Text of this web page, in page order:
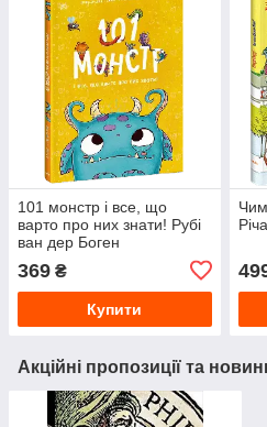
101 монстр і все, що
варто про них знати! Рубі
ван дер Боген
369 ₴
Купити
Акційні пропозиції та